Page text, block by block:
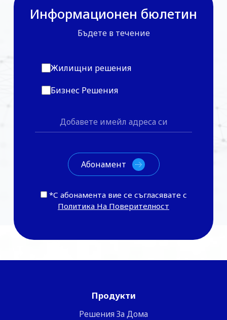
Информационен бюлетин
Бъдете в течение
Жилищни решения
Бизнес Решения
*С абонамента вие се съгласявате с
Политика На Поверителност
Продукти
Решения За Дома